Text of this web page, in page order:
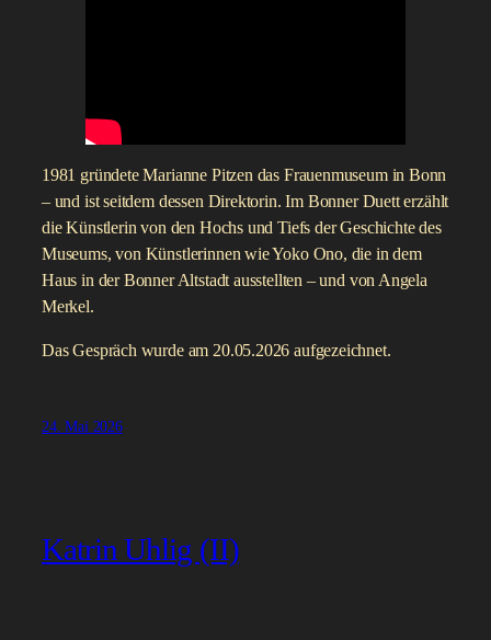
1981 gründete Marianne Pitzen das Frauenmuseum in Bonn
– und ist seitdem dessen Direktorin. Im Bonner Duett erzählt
die Künstlerin von den Hochs und Tiefs der Geschichte des
Museums, von Künstlerinnen wie Yoko Ono, die in dem
Haus in der Bonner Altstadt ausstellten – und von Angela
Merkel.
Das Gespräch wurde am 20.05.2026 aufgezeichnet.
24. Mai 2026
Katrin Uhlig (II)